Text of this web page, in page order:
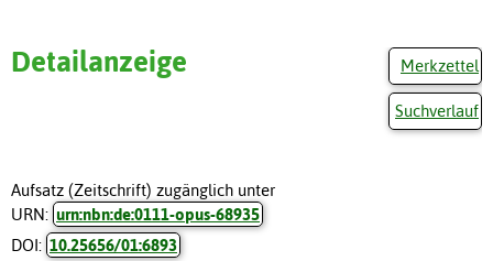
Merkzettel
Suchverlauf
Detailanzeige
Aufsatz (Zeitschrift) zugänglich unter
URN: urn:nbn:de:0111-opus-68935
DOI: 10.25656/01:6893